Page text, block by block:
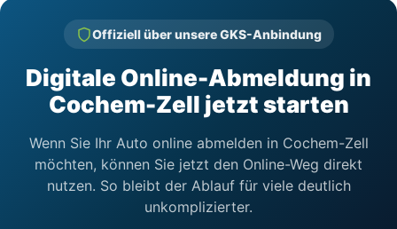
Offiziell über unsere GKS-Anbindung
Digitale Online-Abmeldung in
Cochem-Zell jetzt starten
Wenn Sie Ihr Auto online abmelden in Cochem-Zell
möchten, können Sie jetzt den Online-Weg direkt
nutzen. So bleibt der Ablauf für viele deutlich
unkomplizierter.